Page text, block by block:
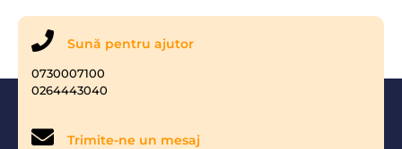
Sună pentru ajutor
0730007100
0264443040
Trimite-ne un mesaj